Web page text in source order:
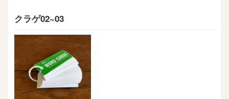
クラゲ02~03